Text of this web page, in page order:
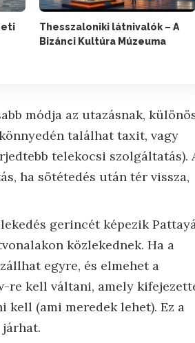
Thesszaloniki látnivalók – A
Bizánci Kultúra Múzeuma
módja az utazásnak,
találhat taxit, vagy
telekocsi szolgáltatás).
ha sötétedés után tér vissza,
gerincét képezik
közlekednek. Ha a
egyre, és elmehet a
re kell váltani, amely
kell (ami meredek lehet). Ez a